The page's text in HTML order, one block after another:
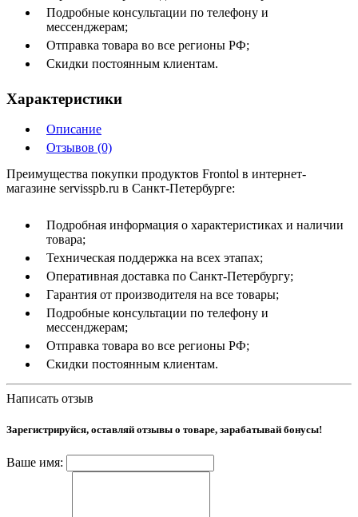
Подробные консультации по телефону и
мессенджерам;
Отправка товара во все регионы РФ;
Скидки постоянным клиентам.
Характеристики
Описание
Отзывов (0)
Преимущества покупки продуктов Frontol в интернет-
магазине servisspb.ru в Санкт-Петербурге:
Подробная информация о характеристиках и наличии
товара;
Техническая поддержка на всех этапах;
Оперативная доставка по Санкт-Петербургу;
Гарантия от производителя на все товары;
Подробные консультации по телефону и
мессенджерам;
Отправка товара во все регионы РФ;
Скидки постоянным клиентам.
Написать отзыв
Зарегистрируйся, оставляй отзывы о товаре, зарабатывай бонусы!
Ваше имя: